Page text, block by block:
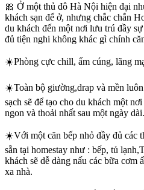
🎀 Ở một thủ đô Hà Nội hiện đại
khách sạn để ở, nhưng chắc chắn
du khách đến một nơi lưu trú đầy
đủ tiện nghi không khác gì chính
☀️Phòng cực chill, ấm cúng, lãng
☀️Toàn bộ giường,drap và mền
sạch sẽ để tạo cho du khách một
ngon và thoải nhất sau một ngày dài.
☀️Với một căn bếp nhỏ đầy đủ các
sẵn tại homestay như : bếp, tủ
khách sẽ dễ dàng nấu các bữa cơm
xa nhà.